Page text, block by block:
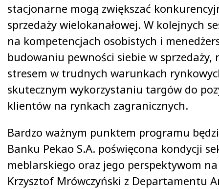
stacjonarne mogą zwiększać
sprzedaży wielokanałowej. W kolejnych
na kompetencjach osobistych i
budowaniu pewności siebie w sprzedaży,
stresem w trudnych warunkach
skutecznym wykorzystaniu targów do
klientów na rynkach zagranicznych.
Bardzo ważnym punktem programu
Banku Pekao S.A. poświęcona kondycji
meblarskiego oraz jego perspektywom
Krzysztof Mrówczyński z Departamentu